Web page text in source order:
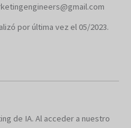
por última vez el 05/2023.
de IA. Al acceder a nuestro